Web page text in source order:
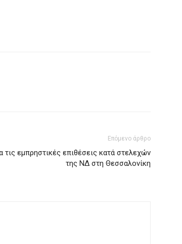
Επόμενο άρθρο
τις εμπρηστικές επιθέσεις κατά στελεχών
της ΝΔ στη Θεσσαλονίκη